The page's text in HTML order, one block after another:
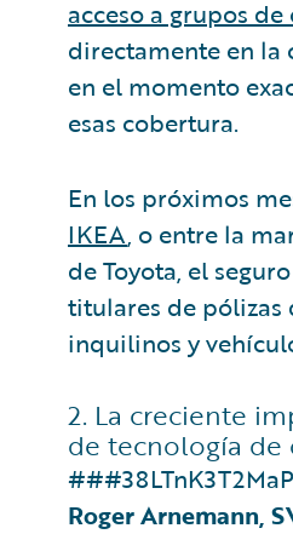
acceso a grupos
directamente en la
en el momento
esas cobertura.
En los próximos
IKEA, o entre la
de Toyota, el
titulares de pólizas
inquilinos y
2. La creciente
de tecnología de
Roger Arnemann,